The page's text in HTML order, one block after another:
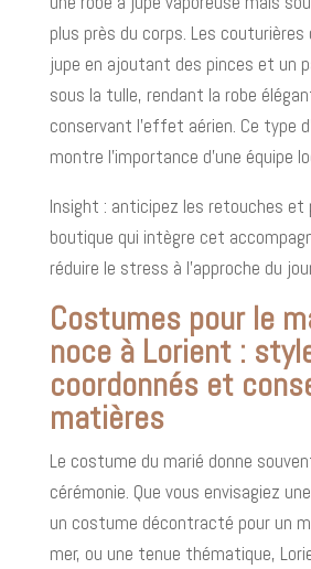
plus près du corps. Les
jupe en ajoutant des pinces et un
sous la tulle, rendant la robe
conservant l’effet aérien. Ce type
montre l’importance d’une équipe
Insight : anticipez les retouches et
boutique qui intègre cet
réduire le stress à l’approche du
Costumes pour le
noce à Lorient :
coordonnés et
matières
Le costume du marié donne
cérémonie. Que vous envisagiez
un costume décontracté pour un
mer, ou une tenue thématique,